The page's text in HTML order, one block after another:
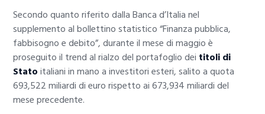
Secondo quanto riferito dalla Banca d’Italia nel
supplemento al bollettino statistico “Finanza pubblica,
fabbisogno e debito”, durante il mese di maggio è
proseguito il trend al rialzo del portafoglio dei titoli di
Statoitaliani in mano a investitori esteri, salito a quota
693,522 miliardi di euro rispetto ai 673,934 miliardi del
mese precedente.